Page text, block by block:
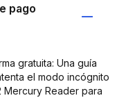
pago
gratuita: Una guía
el modo incógnito
Mercury Reader para